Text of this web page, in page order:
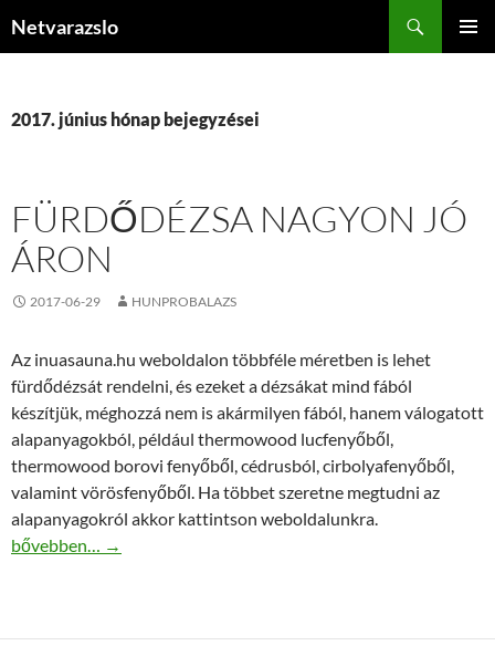
Netvarazslo
2017. június hónap bejegyzései
FÜRDŐDÉZSA NAGYON JÓ
ÁRON
2017-06-29 HUNPROBALAZS
Az inuasauna.hu weboldalon többféle méretben is lehet
fürdődézsát rendelni, és ezeket a dézsákat mind fából
készítjük, méghozzá nem is akármilyen fából, hanem válogatott
alapanyagokból, például thermowood lucfenyőből,
thermowood borovi fenyőből, cédrusból, cirbolyafenyőből,
valamint vörösfenyőből. Ha többet szeretne megtudni az
alapanyagokról akkor kattintson weboldalunkra.
Fürdődézsa nagyon jó áron
bővebben… →